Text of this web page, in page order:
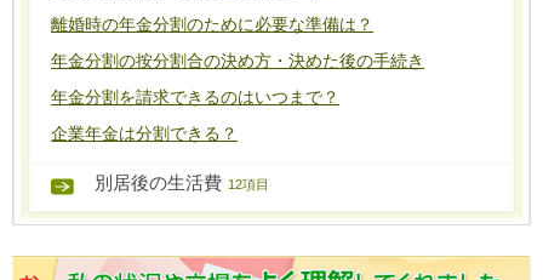
離婚時の年金分割のために必要な準備は？
年金分割の按分割合の決め方・決めた後の手続き
年金分割を請求できるのはいつまで？
企業年金は分割できる？
別居後の生活費 12項目